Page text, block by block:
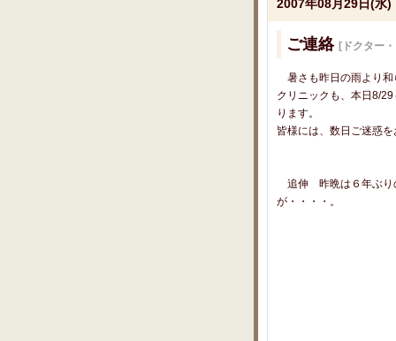
2007年08月29日(水)
ご連絡 [ドクター
暑さも昨日の雨より和
クリニックも、本日8/
ります。
皆様には、数日ご迷惑
追伸 昨晩は６年ぶり
が・・・・。